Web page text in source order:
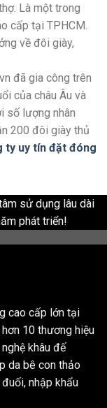
Là một trong
cấp tại TPHCM.
về đôi giày,
đã gia công trên
của châu Âu và
số lượng nhân
200 đôi giày thủ
ty uy tín đặt đóng
sử dụng lâu dài
phát triển!
cao cấp lớn tại
10 thương hiệu
khâu đế
da bê con thảo
nhập khẩu